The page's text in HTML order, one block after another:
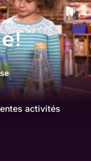
activités